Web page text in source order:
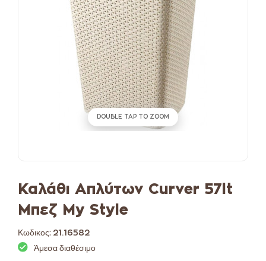
DOUBLE TAP TO ZOOM
Καλάθι Απλύτων Curver 57lt
Μπεζ My Style
Κωδικος: 21.16582
Άμεσα διαθέσιμο